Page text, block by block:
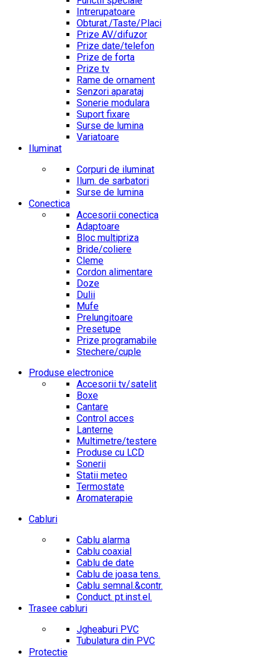
Intrerupatoare
Obturat./Taste/Placi
Prize AV/difuzor
Prize date/telefon
Prize de forta
Prize tv
Rame de ornament
Senzori aparataj
Sonerie modulara
Suport fixare
Surse de lumina
Variatoare
Iluminat
Corpuri de iluminat
Ilum. de sarbatori
Surse de lumina
Conectica
Accesorii conectica
Adaptoare
Bloc multipriza
Bride/coliere
Cleme
Cordon alimentare
Doze
Dulii
Mufe
Prelungitoare
Presetupe
Prize programabile
Stechere/cuple
Produse electronice
Accesorii tv/satelit
Boxe
Cantare
Control acces
Lanterne
Multimetre/testere
Produse cu LCD
Sonerii
Statii meteo
Termostate
Aromaterapie
Cabluri
Cablu alarma
Cablu coaxial
Cablu de date
Cablu de joasa tens.
Cablu semnal.&contr.
Conduct. pt.inst.el.
Trasee cabluri
Jgheaburi PVC
Tubulatura din PVC
Protectie